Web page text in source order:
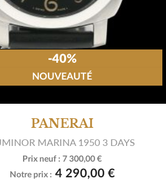
PANERAI
MARINA 1950 3 DAYS
Prix neuf : 7 300,00 €
Notre prix : 4 290,00 €
-40%
NOUVEAUTÉ
 Voir le produit